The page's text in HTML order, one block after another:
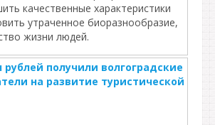
качественные характеристики
утраченное биоразнообразие,
жизни людей.
рублей получили волгоградские
на развитие туристической